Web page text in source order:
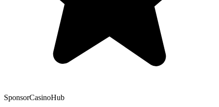
SponsorCasinoHub